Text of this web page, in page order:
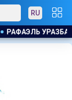
RU
ЕШКІМНЕН